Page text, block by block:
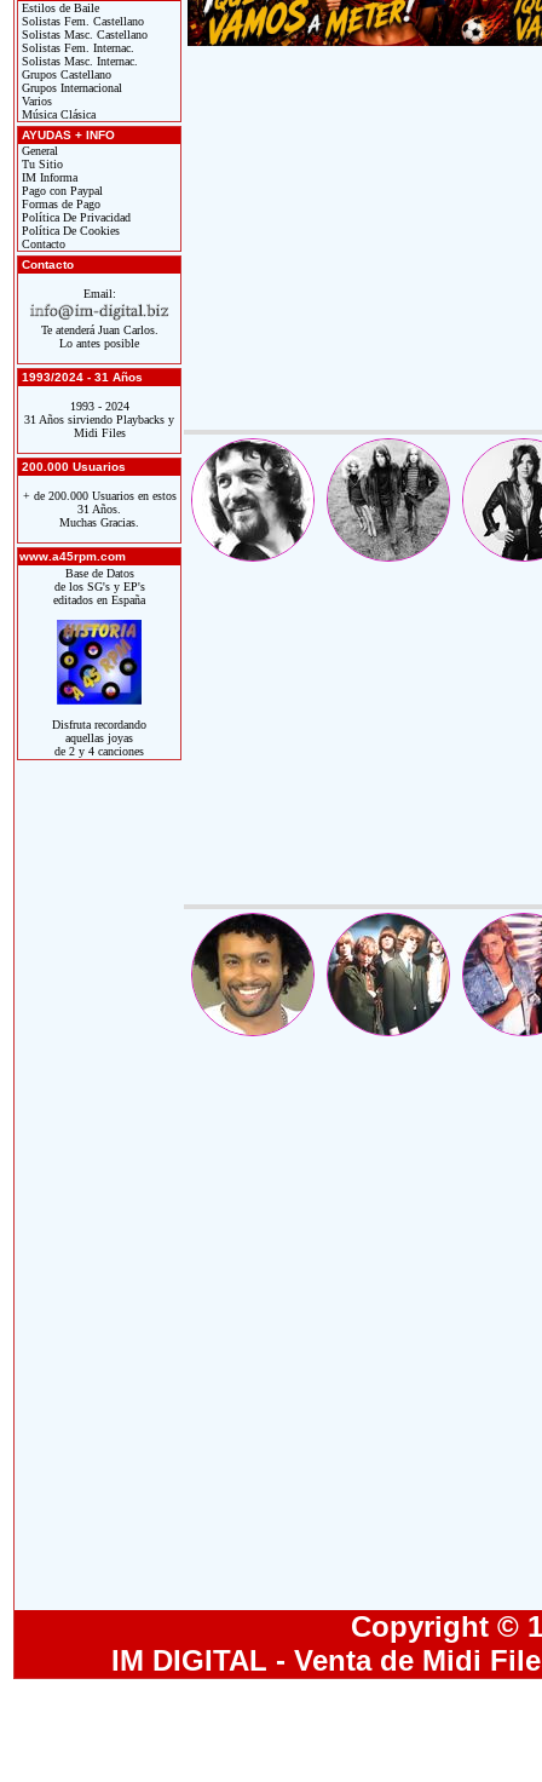
Estilos de Baile
Solistas Fem. Castellano
Solistas Masc. Castellano
Solistas Fem. Internac.
Solistas Masc. Internac.
Grupos Castellano
Grupos Internacional
Varios
Música Clásica
AYUDAS + INFO
General
Tu Sitio
IM Informa
Pago con Paypal
Formas de Pago
Política De Privacidad
Política De Cookies
Contacto
Contacto
Email:
Te atenderá Juan Carlos.
Lo antes posible
1993/2024 - 31 Años
1993 - 2024
31 Años sirviendo Playbacks y
Midi Files
200.000 Usuarios
+ de 200.000 Usuarios en estos
31 Años.
Muchas Gracias.
www.a45rpm.com
Base de Datos
de los SG's y EP's
editados en España
Disfruta recordando
aquellas joyas
de 2 y 4 canciones
Copyright ©
IM DIGITAL - Venta de Midi